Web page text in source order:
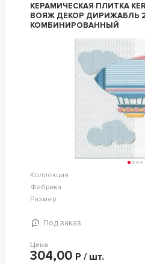
КЕРАМИЧЕСКАЯ ПЛИТКА
ВОЯЖ ДЕКОР ДИРИЖАБЛЬ 20Х20
КОМБИНИРОВАННЫЙ
Коллекция
Фабрика
Размер
Под заказ
Цена
304,00 Р / шт.